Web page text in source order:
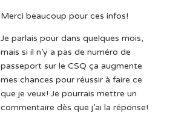
Merci beaucoup pour ces infos!
Je parlais pour dans quelques mois,
mais si il n’y a pas de numéro de
passeport sur le CSQ ça augmente
mes chances pour réussir à faire ce
que je veux! Je pourrais mettre un
commentaire dès que j’ai la réponse!